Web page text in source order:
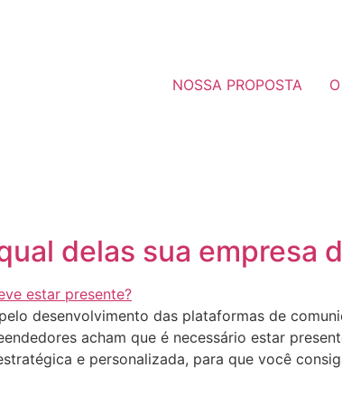
NOSSA PROPOSTA
delas sua empresa
desenvolvimento das plataformas de
acham que é necessário estar
e personalizada, para que você